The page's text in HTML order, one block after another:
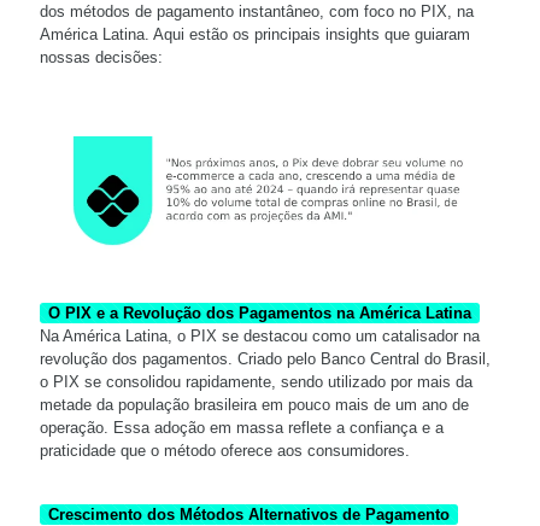
dos métodos de pagamento instantâneo, com foco no PIX, na
América Latina. Aqui estão os principais insights que guiaram
nossas decisões:
O PIX e a Revolução dos Pagamentos na América Latina
Na América Latina, o PIX se destacou como um catalisador na
revolução dos pagamentos. Criado pelo Banco Central do Brasil,
o PIX se consolidou rapidamente, sendo utilizado por mais da
metade da população brasileira em pouco mais de um ano de
operação. Essa adoção em massa reflete a confiança e a
praticidade que o método oferece aos consumidores.
Crescimento dos Métodos Alternativos de Pagamento